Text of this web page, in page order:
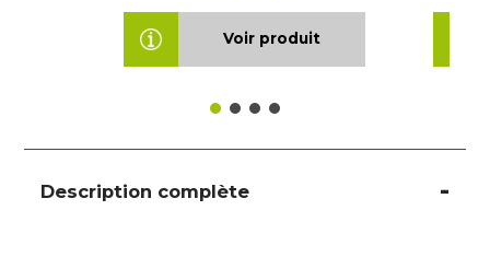
Voir produit
Description complète